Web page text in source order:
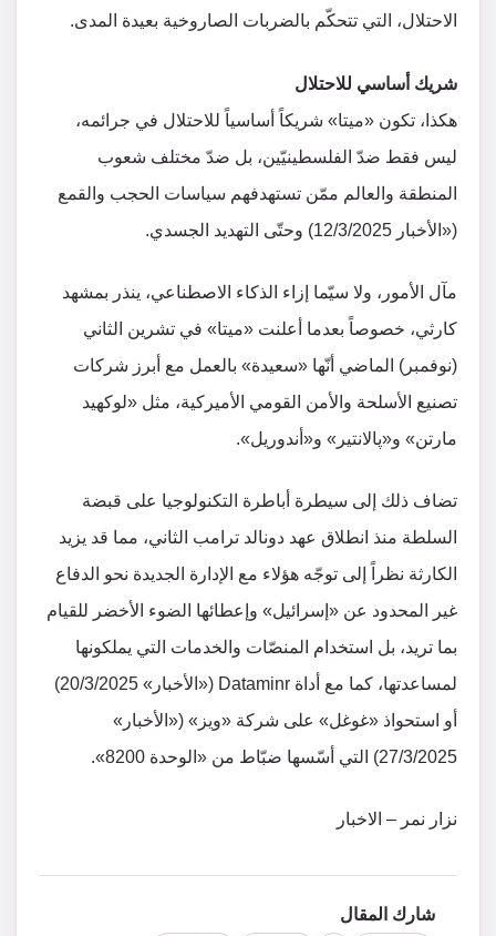
الاحتلال، التي تتحكّم بالضربات الصاروخية بعيدة المدى.
شريك أساسي للاحتلال
هكذا، تكون «ميتا» شريكاً أساسياً للاحتلال في جرائمه،
ليس فقط ضدّ الفلسطينيّين، بل ضدّ مختلف شعوب
المنطقة والعالم ممّن تستهدفهم سياسات الحجب والقمع
(«الأخبار 12/3/2025) وحتّى التهديد الجسدي.
مآل الأمور، ولا سيّما إزاء الذكاء الاصطناعي، ينذر بمشهد
كارثي، خصوصاً بعدما أعلنت «ميتا» في تشرين الثاني
(نوفمبر) الماضي أنّها «سعيدة» بالعمل مع أبرز شركات
تصنيع الأسلحة والأمن القومي الأميركية، مثل «لوكهيد
مارتن» و«پالانتير» و«أندوريل».
تضاف ذلك إلى سيطرة أباطرة التكنولوجيا على قبضة
السلطة منذ انطلاق عهد دونالد ترامب الثاني، مما قد يزيد
الكارثة نظراً إلى توجّه هؤلاء مع الإدارة الجديدة نحو الدفاع
غير المحدود عن «إسرائيل» وإعطائها الضوء الأخضر للقيام
بما تريد، بل استخدام المنصّات والخدمات التي يملكونها
لمساعدتها، كما مع أداة Dataminr («الأخبار» 20/3/2025)
أو استحواذ «غوغل» على شركة «ويز» («الأخبار»
27/3/2025) التي أسّسها ضبّاط من «الوحدة 8200».
نزار نمر – الاخبار
شارك المقال